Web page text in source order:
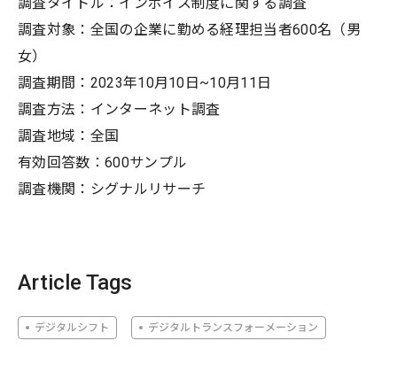
調査対象：全国の企業に勤める経理担当者600名（男
女）
調査期間：2023年10月10日~10月11日
調査方法：インターネット調査
調査地域：全国
有効回答数：600サンプル
調査機関：シグナルリサーチ
Article Tags
デジタルシフト デジタルトランスフォーメーション